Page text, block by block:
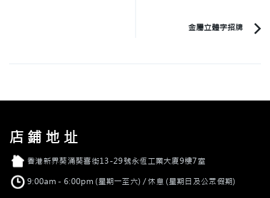
金屬立體字招牌
店鋪地址
店舖地址香港新界葵涌葵喜街13-29號永恆工業大廈9樓7室
營業時間9:00am - 6:00pm (星期一至六) / 休息 (星期日及公眾假期)